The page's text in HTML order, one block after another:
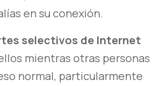
en su conexión.
selectivos de Internet
mientras otras personas
normal, particularmente